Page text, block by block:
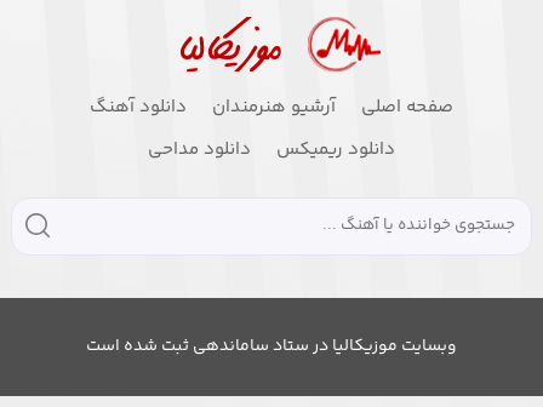
صفحه اصلی آرشیو هنرمندان
دانلود آهنگ
دانلود ریمیکس
دانلود مداحی
وبسایت موزیکالیا در ستاد ساماندهی ثبت شده است